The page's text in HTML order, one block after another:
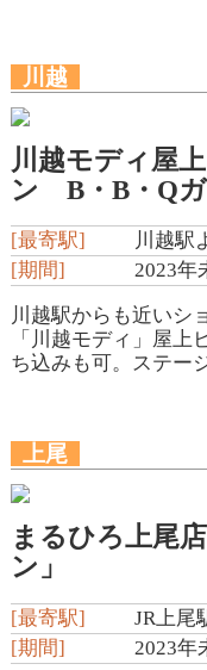
川越
川越モディ屋
ン B・B・Qガ
[最寄駅]
川越駅
[期間]
2023年
川越駅からも近いシ
「川越モディ」屋
ち込みも可。ステー
上尾
まるひろ上尾
ン」
[最寄駅]
JR上尾
[期間]
2023年